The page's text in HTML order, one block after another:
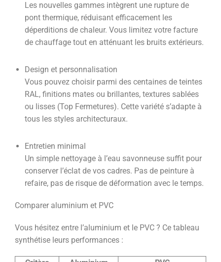
Les nouvelles gammes intègrent une rupture de
pont thermique, réduisant efficacement les
déperditions de chaleur. Vous limitez votre facture
de chauffage tout en atténuant les bruits extérieurs.
Design et personnalisation
Vous pouvez choisir parmi des centaines de teintes
RAL, finitions mates ou brillantes, textures sablées
ou lisses (Top Fermetures). Cette variété s’adapte à
tous les styles architecturaux.
Entretien minimal
Un simple nettoyage à l’eau savonneuse suffit pour
conserver l’éclat de vos cadres. Pas de peinture à
refaire, pas de risque de déformation avec le temps.
Comparer aluminium et PVC
Vous hésitez entre l’aluminium et le PVC ? Ce tableau
synthétise leurs performances :